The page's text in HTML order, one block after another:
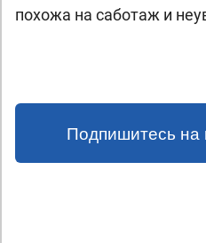
похожа на саботаж и
Подпишитесь